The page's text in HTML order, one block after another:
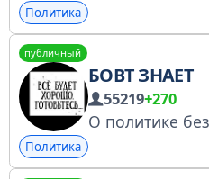
Политика
публичный
БОВТ ЗНАЕТ
55219+270
Политика